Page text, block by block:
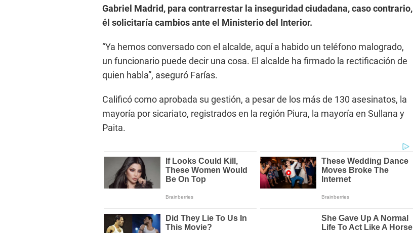
Gabriel Madrid, para contrarrestar la inseguridad ciudadana, caso contrario,
él solicitaría cambios ante el Ministerio del Interior.
“Ya hemos conversado con el alcalde, aquí a habido un teléfono malogrado,
un funcionario puede decir una cosa. El alcalde ha firmado la rectificación de
quien habla”, aseguró Farías.
Calificó como aprobada su gestión, a pesar de los más de 130 asesinatos, la
mayoría por sicariato, registrados en la región Piura, la mayoría en Sullana y
Paita.